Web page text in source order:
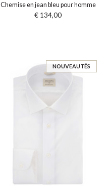
Chemise en jean bleu pour homme
€ 134,00
NOUVEAUTÉS